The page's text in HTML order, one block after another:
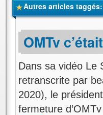
Autres articles taggés:
OMTv
Dans sa vidéo Le
retranscrite par
2020), le
fermeture